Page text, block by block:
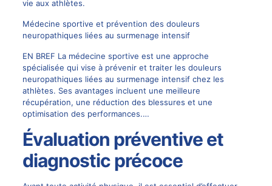
vie aux athlètes.
Médecine sportive et prévention des douleurs
neuropathiques liées au surmenage intensif
EN BREF La médecine sportive est une approche
spécialisée qui vise à prévenir et traiter les douleurs
neuropathiques liées au surmenage intensif chez les
athlètes. Ses avantages incluent une meilleure
récupération, une réduction des blessures et une
optimisation des performances.…
Évaluation préventive et
diagnostic précoce